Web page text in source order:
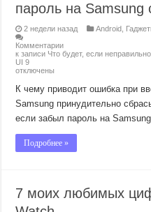
пароль на Samsung
2 недели назад Android
Комментарии
к записи Что будет, если
UI 9
отключены
К чему приводит ошибка при
Samsung принудительно
если забыл пароль на
Подробнее »
7 моих любимых